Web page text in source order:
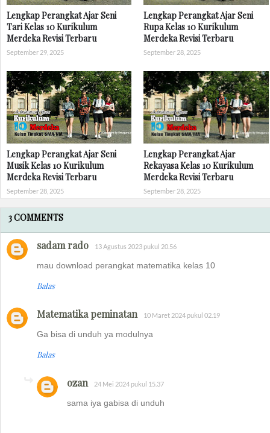
Lengkap Perangkat Ajar Seni
Tari Kelas 10 Kurikulum
Merdeka Revisi Terbaru
September 29, 2025
Lengkap Perangkat Ajar Seni
Rupa Kelas 10 Kurikulum
Merdeka Revisi Terbaru
September 28, 2025
Lengkap Perangkat Ajar Seni
Musik Kelas 10 Kurikulum
Merdeka Revisi Terbaru
September 28, 2025
Lengkap Perangkat Ajar
Rekayasa Kelas 10 Kurikulum
Merdeka Revisi Terbaru
September 28, 2025
3 COMMENTS
sadam rado 13 Agustus 2023 pukul 20.56
mau download perangkat matematika kelas 10
Balas
Matematika peminatan 10 Maret 2024 pukul 02.19
Ga bisa di unduh ya modulnya
Balas
ozan 24 Mei 2024 pukul 15.37
sama iya gabisa di unduh